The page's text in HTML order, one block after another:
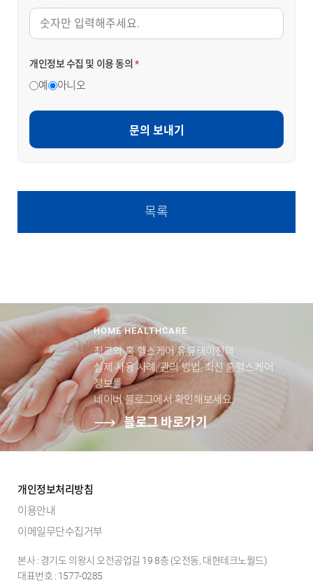
개인정보 수집 및 이용 동의 *
예 아니오
문의 보내기
목록
HOME HEALTHCARE
최고의 홈 헬스케어 유유테이진의
실제 사용 사례, 관리 방법, 최신 홈헬스케어
정보를
네이버 블로그에서 확인해보세요.
블로그 바로가기
개인정보처리방침
이용안내
이메일무단수집거부
본사 : 경기도 의왕시 오전공업길 19 8층 (오전동, 대현테크노월드)
대표번호 : 1577-0285